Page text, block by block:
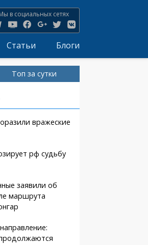
в социальных сетях
Статьи Блоги
Топ за сутки
вражеские
рф судьбу
заявили об
маршрута